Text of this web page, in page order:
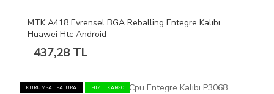
MTK A418 Evrensel BGA Reballing Entegre Kalıbı
Huawei Htc Android
437,28 TL
KURUMSAL FATURA HIZLI KARGO